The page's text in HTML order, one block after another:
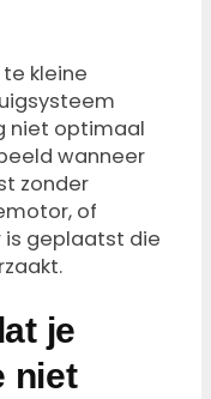
kleine
niet optimaal
wanneer
zonder
of
geplaatst die
je
niet